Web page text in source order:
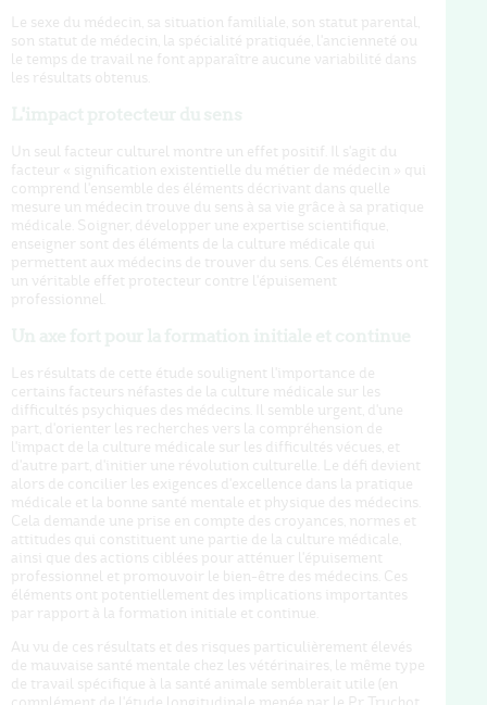
Le sexe du médecin, sa situation familiale, son statut parental,
son statut de médecin, la spécialité pratiquée, l'ancienneté ou
le temps de travail ne font apparaître aucune variabilité dans
les résultats obtenus.
Un seul facteur culturel montre un effet positif. Il s'agit du
facteur « signification existentielle du métier de médecin » qui
comprend l'ensemble des éléments décrivant dans quelle
mesure un médecin trouve du sens à sa vie grâce à sa pratique
médicale. Soigner, développer une expertise scientifique,
enseigner sont des éléments de la culture médicale qui
permettent aux médecins de trouver du sens. Ces éléments ont
un véritable effet protecteur contre l'épuisement
professionnel.
Les résultats de cette étude soulignent l'importance de
certains facteurs néfastes de la culture médicale sur les
difficultés psychiques des médecins. Il semble urgent, d'une
part, d'orienter les recherches vers la compréhension de
l'impact de la culture médicale sur les difficultés vécues, et
d'autre part, d'initier une révolution culturelle. Le défi devient
alors de concilier les exigences d'excellence dans la pratique
médicale et la bonne santé mentale et physique des médecins.
Cela demande une prise en compte des croyances, normes et
attitudes qui constituent une partie de la culture médicale,
ainsi que des actions ciblées pour atténuer l'épuisement
professionnel et promouvoir le bien-être des médecins. Ces
éléments ont potentiellement des implications importantes
par rapport à la formation initiale et continue.
Au vu de ces résultats et des risques particulièrement élevés
de mauvaise santé mentale chez les vétérinaires, le même type
de travail spécifique à la santé animale semblerait utile (en